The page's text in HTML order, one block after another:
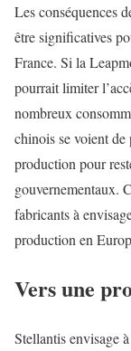
Les conséquences
être significatives
France. Si la
pourrait limiter
nombreux
chinois se voient
production pour
gouvernementaux.
fabricants à
production en
Vers une
Stellantis envisage